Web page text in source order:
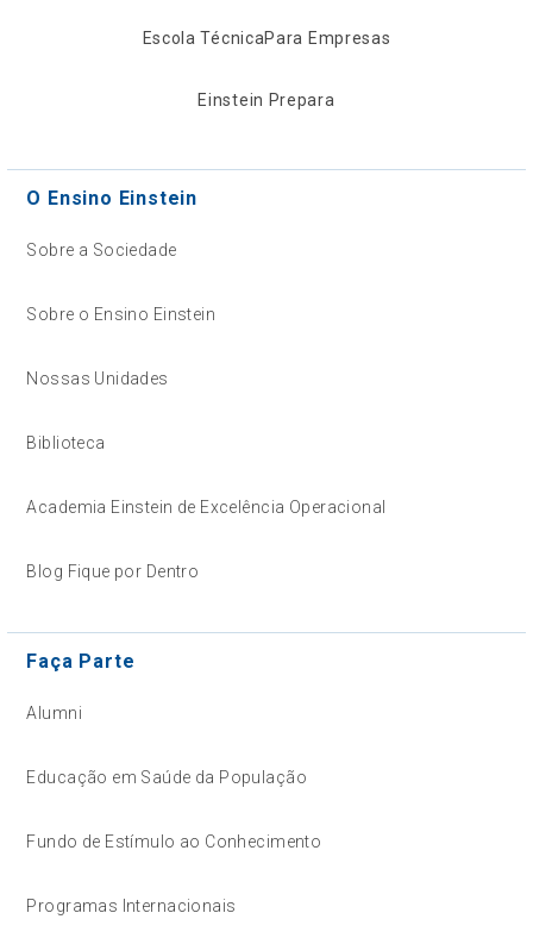
Escola TécnicaPara Empresas
Einstein Prepara
O Ensino Einstein
Sobre a Sociedade
Sobre o Ensino Einstein
Nossas Unidades
Biblioteca
Academia Einstein de Excelência Operacional
Blog Fique por Dentro
Faça Parte
Alumni
Educação em Saúde da População
Fundo de Estímulo ao Conhecimento
Programas Internacionais